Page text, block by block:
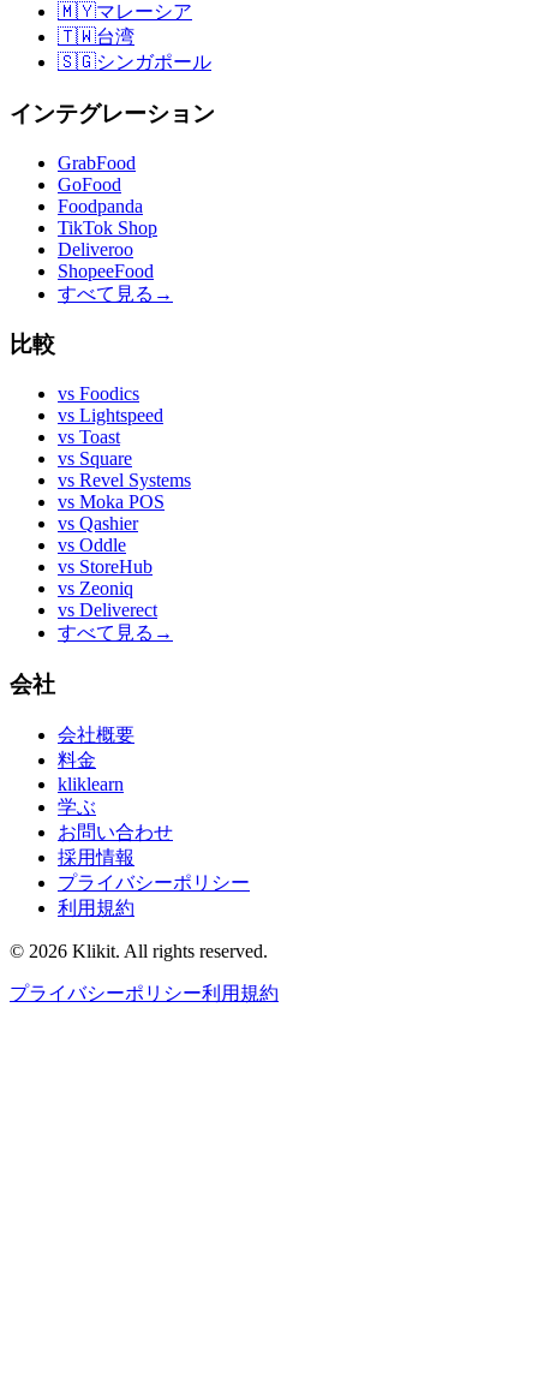
🇲🇾マレーシア
🇹🇼台湾
🇸🇬シンガポール
インテグレーション
GrabFood
GoFood
Foodpanda
TikTok Shop
Deliveroo
ShopeeFood
すべて見る →
比較
vs Foodics
vs Lightspeed
vs Toast
vs Square
vs Revel Systems
vs Moka POS
vs Qashier
vs Oddle
vs StoreHub
vs Zeoniq
vs Deliverect
すべて見る →
会社
会社概要
料金
kliklearn
学ぶ
お問い合わせ
採用情報
プライバシーポリシー
利用規約
© 2026 Klikit. All rights reserved.
プライバシーポリシー利用規約